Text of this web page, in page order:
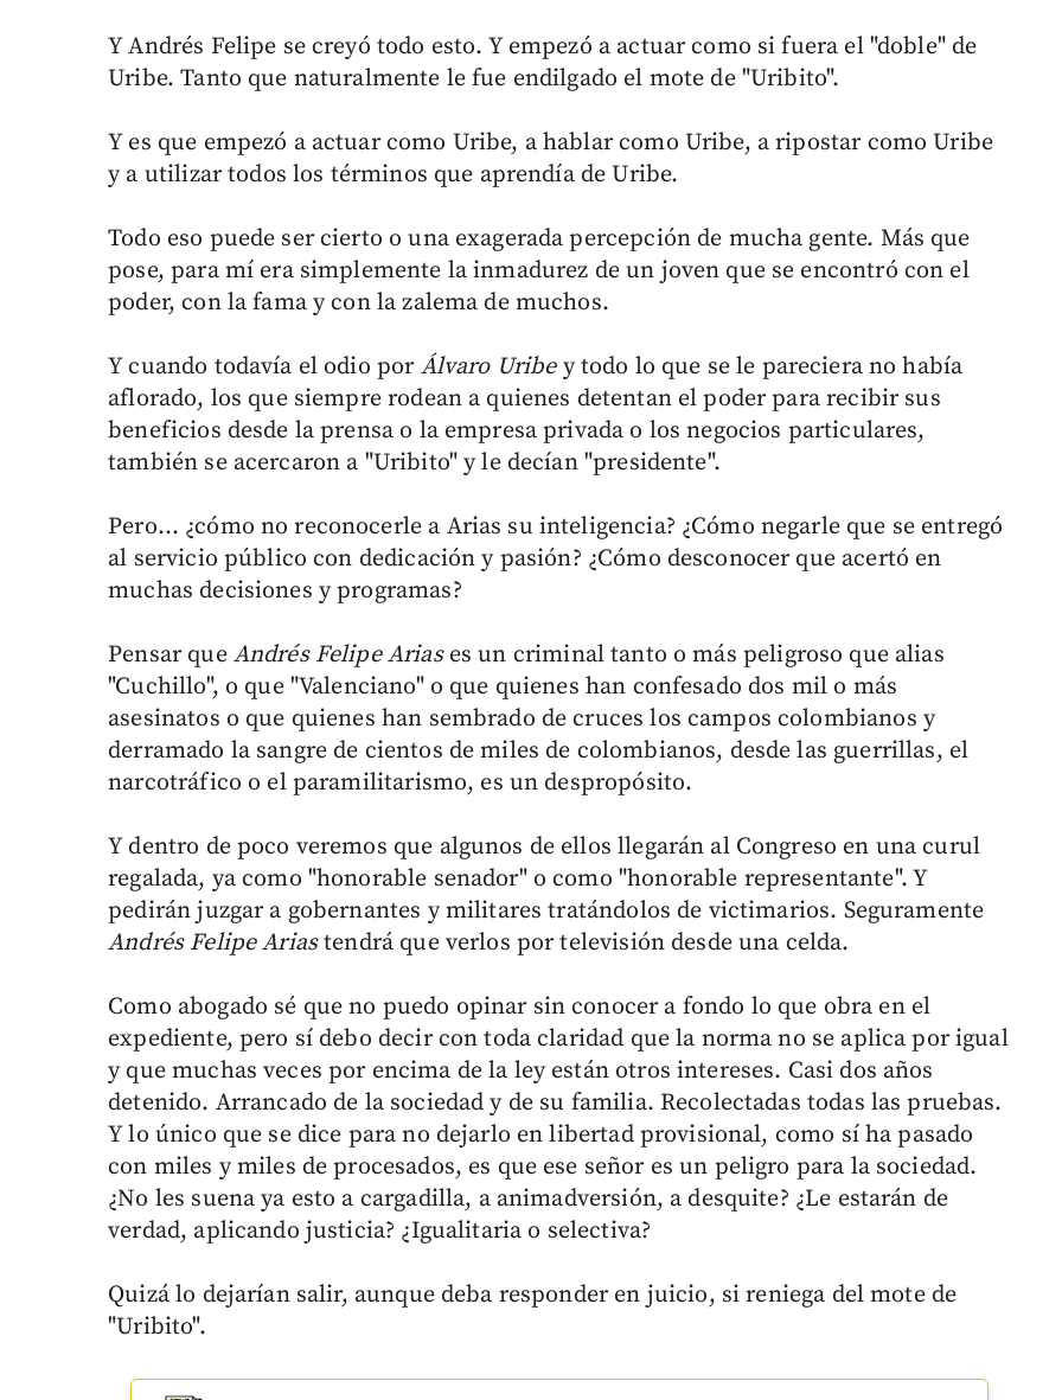
Y Andrés Felipe se creyó todo esto. Y empezó a actuar como si fuera el "doble" de
Uribe. Tanto que naturalmente le fue endilgado el mote de "Uribito".
Y es que empezó a actuar como Uribe, a hablar como Uribe, a ripostar como Uribe
y a utilizar todos los términos que aprendía de Uribe.
Todo eso puede ser cierto o una exagerada percepción de mucha gente. Más que
pose, para mí era simplemente la inmadurez de un joven que se encontró con el
poder, con la fama y con la zalema de muchos.
Y cuando todavía el odio por Álvaro Uribey todo lo que se le pareciera no había
aflorado, los que siempre rodean a quienes detentan el poder para recibir sus
beneficios desde la prensa o la empresa privada o los negocios particulares,
también se acercaron a "Uribito" y le decían "presidente".
Pero… ¿cómo no reconocerle a Arias su inteligencia? ¿Cómo negarle que se entregó
al servicio público con dedicación y pasión? ¿Cómo desconocer que acertó en
muchas decisiones y programas?
Pensar que Andrés Felipe Ariases un criminal tanto o más peligroso que alias
"Cuchillo", o que "Valenciano" o que quienes han confesado dos mil o más
asesinatos o que quienes han sembrado de cruces los campos colombianos y
derramado la sangre de cientos de miles de colombianos, desde las guerrillas, el
narcotráfico o el paramilitarismo, es un despropósito.
Y dentro de poco veremos que algunos de ellos llegarán al Congreso en una curul
regalada, ya como "honorable senador" o como "honorable representante". Y
pedirán juzgar a gobernantes y militares tratándolos de victimarios. Seguramente
Andrés Felipe Ariastendrá que verlos por televisión desde una celda.
Como abogado sé que no puedo opinar sin conocer a fondo lo que obra en el
expediente, pero sí debo decir con toda claridad que la norma no se aplica por igual
y que muchas veces por encima de la ley están otros intereses. Casi dos años
detenido. Arrancado de la sociedad y de su familia. Recolectadas todas las pruebas.
Y lo único que se dice para no dejarlo en libertad provisional, como sí ha pasado
con miles y miles de procesados, es que ese señor es un peligro para la sociedad.
¿No les suena ya esto a cargadilla, a animadversión, a desquite? ¿Le estarán de
verdad, aplicando justicia? ¿Igualitaria o selectiva?
Quizá lo dejarían salir, aunque deba responder en juicio, si reniega del mote de
"Uribito".